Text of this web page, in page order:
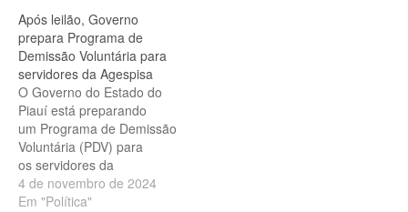
desligamento tem o
objetivo de indenizar os
funcionários já que o
governo pretende liquidar
a Agespisa, após a
concessão de
abastecimento de…
Após leilão, Governo
prepara Programa de
Demissão Voluntária para
servidores da Agespisa
O Governo do Estado do
Piauí está preparando
um Programa de Demissão
Voluntária (PDV) para
os servidores da
Agespisa após o leilão de
concessão da Companhia,
4 de novembro de 2024
Em "Política"